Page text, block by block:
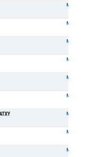
M
M
M
M
M
M
M
M
M